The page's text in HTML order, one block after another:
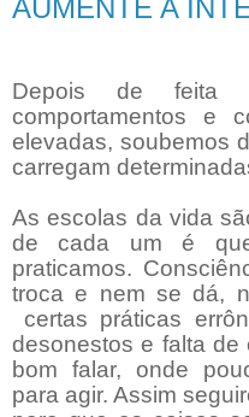
AUMENTE A
Depois de feita
comportamentos e
elevadas, soubemos
carregam
As escolas da vida
de cada um é
praticamos.
troca e nem se dá,
certas práticas
desonestos e falta de
bom falar, onde
para agir. Assim